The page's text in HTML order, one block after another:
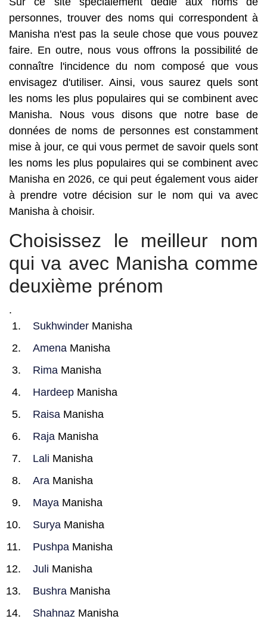
personnes, trouver des noms qui correspondent à
Manisha n'est pas la seule chose que vous pouvez
faire. En outre, nous vous offrons la possibilité de
connaître l'incidence du nom composé que vous
envisagez d'utiliser. Ainsi, vous saurez quels sont
les noms les plus populaires qui se combinent avec
Manisha. Nous vous disons que notre base de
données de noms de personnes est constamment
mise à jour, ce qui vous permet de savoir quels sont
les noms les plus populaires qui se combinent avec
Manisha en 2026, ce qui peut également vous aider
à prendre votre décision sur le nom qui va avec
Manisha à choisir.
Choisissez le meilleur nom
qui va avec Manisha comme
deuxième prénom
.
Sukhwinder Manisha
Amena Manisha
Rima Manisha
Hardeep Manisha
Raisa Manisha
Raja Manisha
Lali Manisha
Ara Manisha
Maya Manisha
Surya Manisha
Pushpa Manisha
Juli Manisha
Bushra Manisha
Shahnaz Manisha